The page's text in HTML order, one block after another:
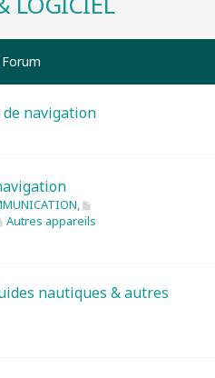
Forum
navigation
,
Autres appareils
nautiques & autres